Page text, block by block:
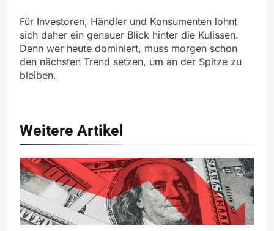
Für Investoren, Händler und Konsumenten lohnt
sich daher ein genauer Blick hinter die Kulissen.
Denn wer heute dominiert, muss morgen schon
den nächsten Trend setzen, um an der Spitze zu
bleiben.
Weitere Artikel